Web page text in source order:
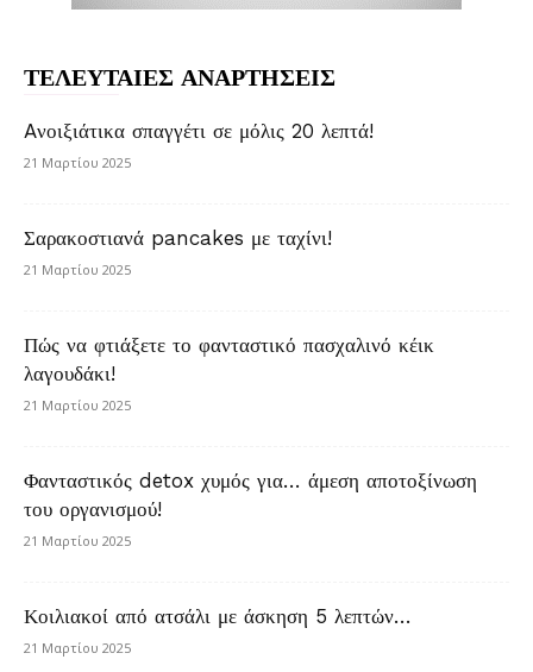
ΤΕΛΕΥΤΑΙΕΣ ΑΝΑΡΤΗΣΕΙΣ
Aνοιξιάτικα σπαγγέτι σε μόλις 20 λεπτά!
21 Μαρτίου 2025
Σαρακοστιανά pancakes με ταχίνι!
21 Μαρτίου 2025
Πώς να φτιάξετε το φανταστικό πασχαλινό κέικ
λαγουδάκι!
21 Μαρτίου 2025
Φανταστικός detox χυμός για… άμεση αποτοξίνωση
του οργανισμού!
21 Μαρτίου 2025
Κοιλιακοί από ατσάλι με άσκηση 5 λεπτών…
21 Μαρτίου 2025